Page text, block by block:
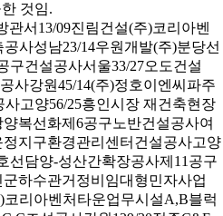
것임.
서13/09진림건설(주)코리아벤
사성남23/14우원개발(주)분당선
구건설공사서울33/27오도건설
사강원45/14(주)정호이엔씨파주
고양56/25흥인시장 재건축현장
복선화제6공구노반건설공사여
지구환경관리센터건설공사고양
선담양-성산간확장공사제11공구
하수관거정비임대형민자사업
리아벤처타운업무시설A,B블럭